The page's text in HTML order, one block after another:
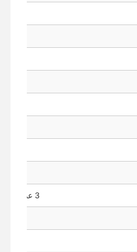
دربارهی ما کارخانه تور
حالا حرف بزن
3 عدد RS-232 (COM2، COM3، COM4)